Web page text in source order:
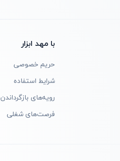
با مهد ابزار
حریم خصوصی
شرایط استفاده
رویه‌های بازگرداندن
فرصت‌های شغلی